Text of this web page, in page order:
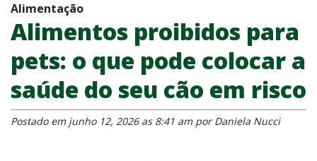
Alimentação
Alimentos proibidos para
pets: o que pode colocar a
saúde do seu cão em risco
Postado em junho 12, 2026 as 8:41 am por Daniela Nucci